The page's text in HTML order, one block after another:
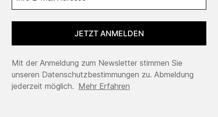
JETZT ANMELDEN
Mit der Anmeldung zum Newsletter stimmen Sie
unseren Datenschutzbestimmungen zu. Abmeldung
jederzeit möglich. Mehr Erfahren